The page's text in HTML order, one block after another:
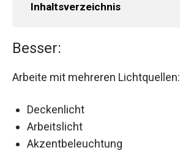
Inhaltsverzeichnis
Besser:
Arbeite mit mehreren Lichtquellen:
Deckenlicht
Arbeitslicht
Akzentbeleuchtung